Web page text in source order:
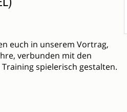
euch in unserem Vortrag,
verbunden mit den
spielerisch gestalten.